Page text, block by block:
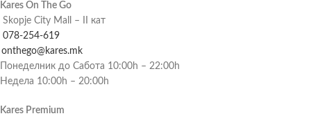
Kares On The Go
Skopje City Mall – II кат
078-254-619
onthego@kares.mk
Понеделник до Сабота 10:00h – 22:00h
Недела 10:00h – 20:00h
Kares Premium